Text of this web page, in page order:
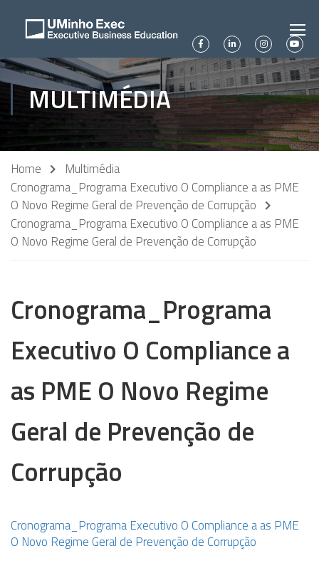
MULTIMÉDIA
Home
Multimédia
Cronograma_Programa Executivo O Compliance a as PME
O Novo Regime Geral de Prevenção de Corrupção
Cronograma_Programa Executivo O Compliance a as PME
O Novo Regime Geral de Prevenção de Corrupção
Cronograma_Programa
Executivo O Compliance a
as PME O Novo Regime
Geral de Prevenção de
Corrupção
Cronograma_Programa Executivo O Compliance a as PME
O Novo Regime Geral de Prevenção de Corrupção